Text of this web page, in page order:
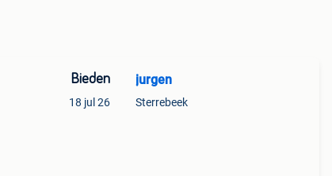
Bieden
18 jul 26
jurgen
Sterrebeek